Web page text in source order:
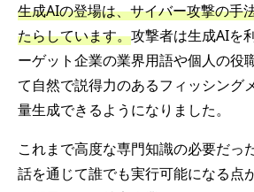
生成AIの登場は、サイバー攻撃の手
たらしています。攻撃者は生成AIを
ーゲット企業の業界用語や個人の役
て自然で説得力のあるフィッシング
量生成できるようになりました。
これまで高度な専門知識の必要だっ
話を通じて誰でも実行可能になる点